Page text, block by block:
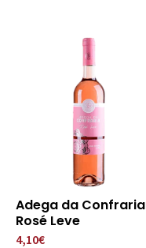
Adega da Confraria
Rosé Leve
4,10€